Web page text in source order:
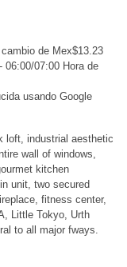
de Mex$13.23
06:00/07:00 Hora de
usando Google
loft, industrial aesthetic
wall of windows,
kitchen
unit, two secured
fitness center,
Little Tokyo, Urth
to all major fways.